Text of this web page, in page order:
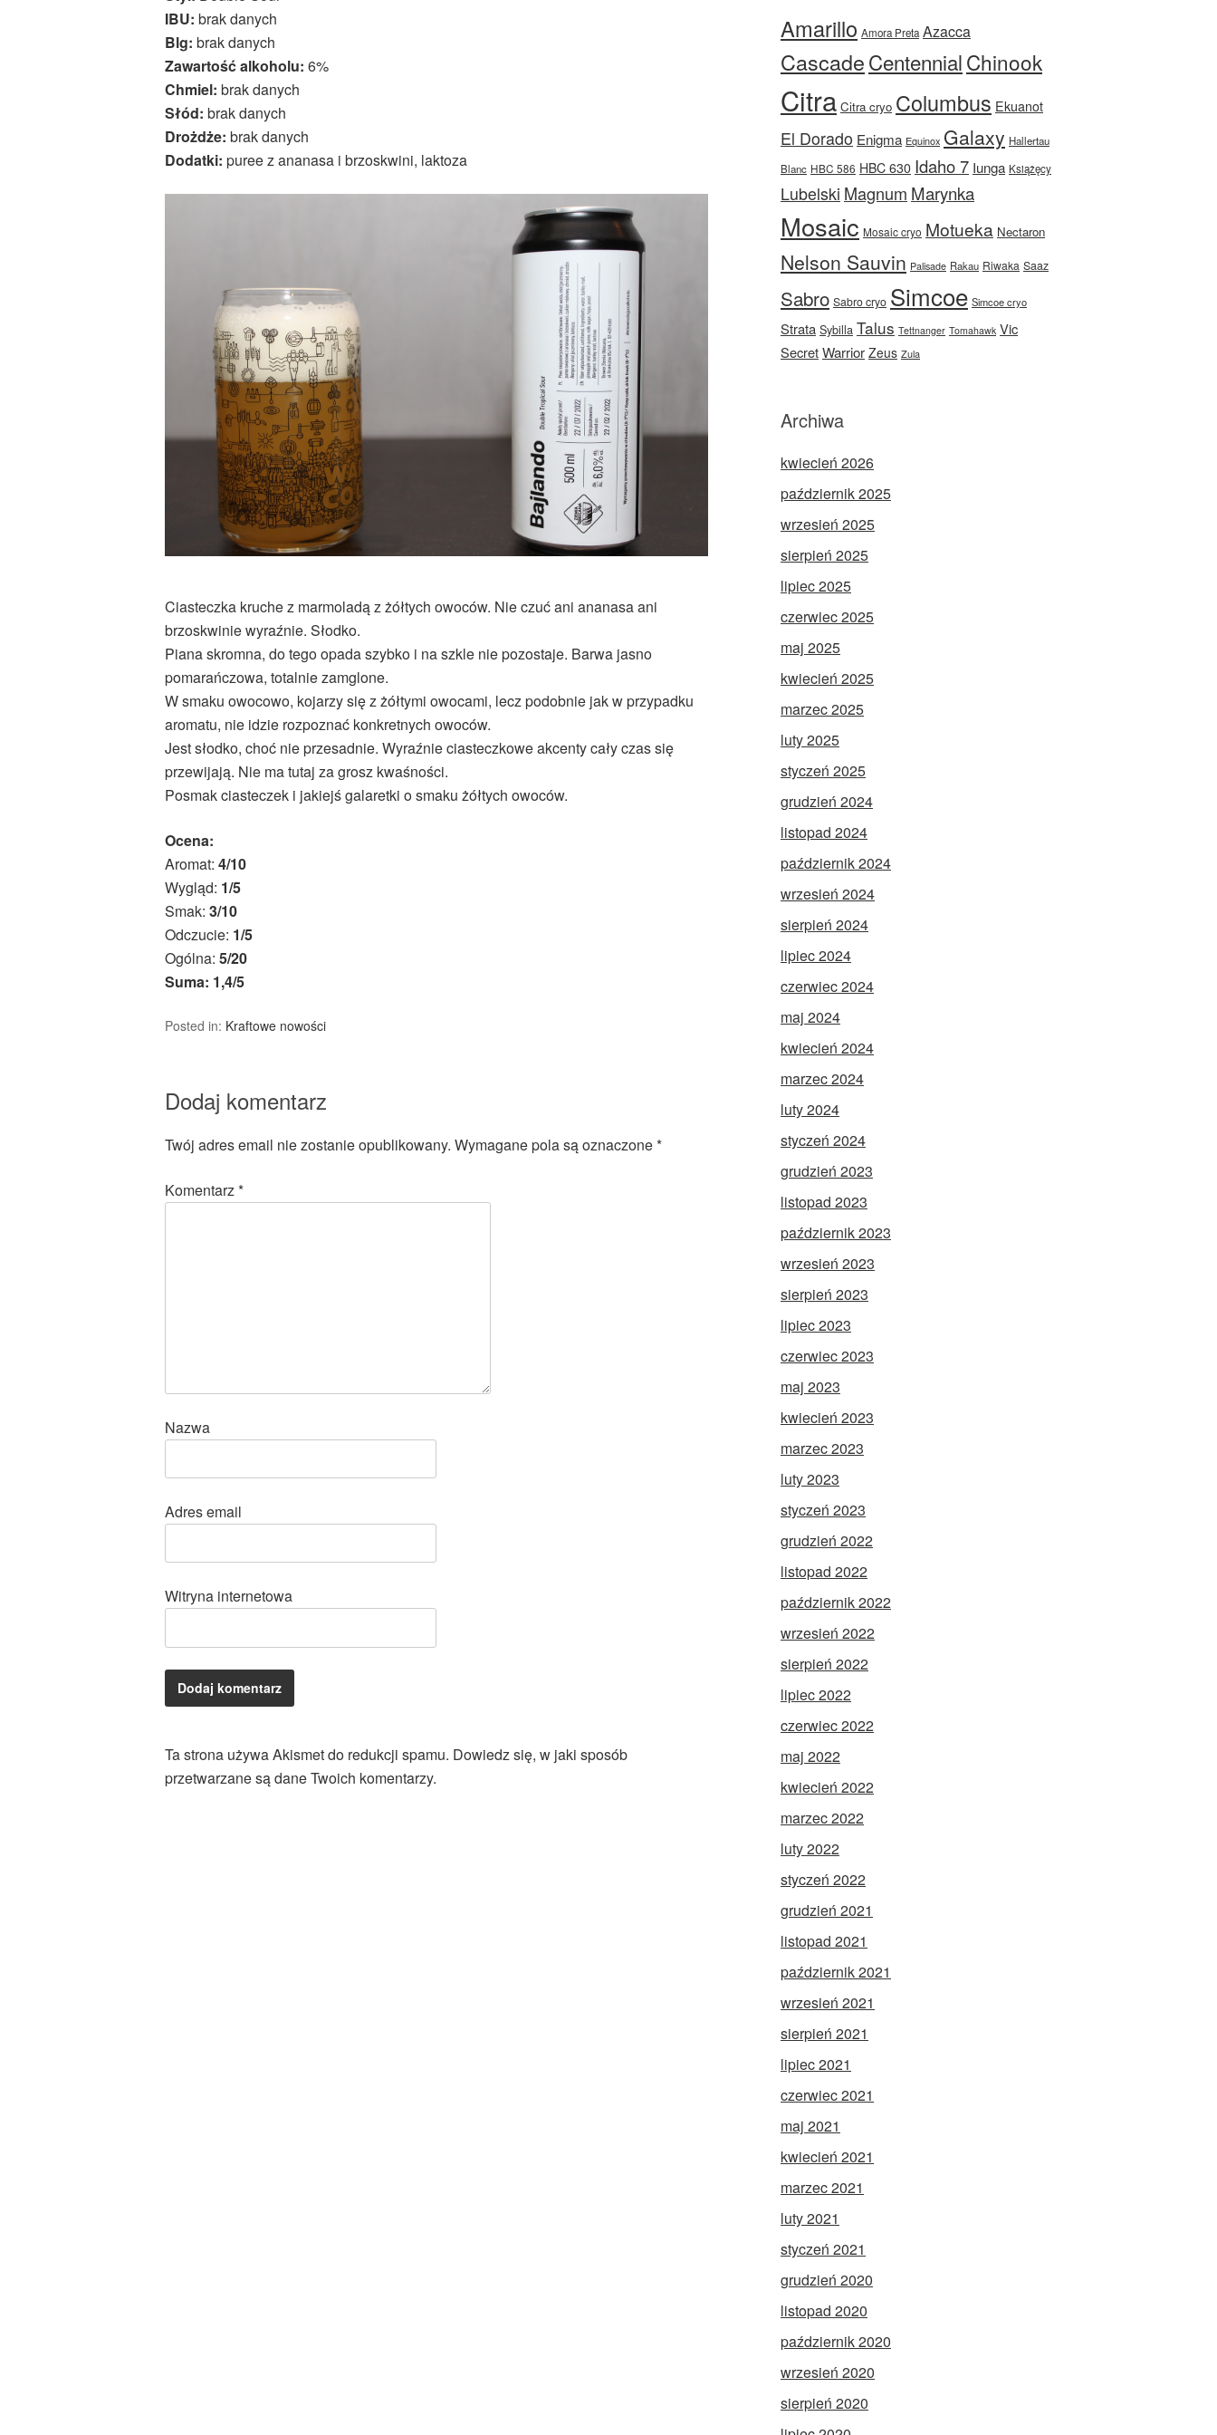
IBU: brak danych
Blg: brak danych
Zawartość alkoholu: 6%
Chmiel: brak danych
Słód: brak danych
Drożdże: brak danych
Dodatki: puree z ananasa i brzoskwini, laktoza
Ciasteczka kruche z marmoladą z żółtych owoców. Nie czuć ani ananasa ani
brzoskwinie wyraźnie. Słodko.
Piana skromna, do tego opada szybko i na szkle nie pozostaje. Barwa jasno
pomarańczowa, totalnie zamglone.
W smaku owocowo, kojarzy się z żółtymi owocami, lecz podobnie jak w przypadku
aromatu, nie idzie rozpoznać konkretnych owoców.
Jest słodko, choć nie przesadnie. Wyraźnie ciasteczkowe akcenty cały czas się
przewijają. Nie ma tutaj za grosz kwaśności.
Posmak ciasteczek i jakiejś galaretki o smaku żółtych owoców.
Ocena:
Aromat: 4/10
Wygląd: 1/5
Smak: 3/10
Odczucie: 1/5
Ogólna: 5/20
Suma: 1,4/5
Posted in: Kraftowe nowości
Dodaj komentarz
Twój adres email nie zostanie opublikowany. Wymagane pola są oznaczone*
Komentarz*
Nazwa
Adres email
Witryna internetowa
Ta strona używa Akismet do redukcji spamu. Dowiedz się, w jaki sposób
przetwarzane są dane Twoich komentarzy.
Amarillo Amora Preta Azacca
CascadeCentennialChinook
Citra Citra cryo Columbus Ekuanot
El Dorado Enigma Equinox Galaxy Hallertau
Blanc HBC 586 HBC 630 Idaho 7 Iunga Książęcy
Lubelski Magnum Marynka
Mosaic Mosaic cryo Motueka Nectaron
Nelson Sauvin Palisade Rakau Riwaka Saaz
Sabro Sabro cryo Simcoe Simcoe cryo
Strata Sybilla Talus Tettnanger Tomahawk Vic
SecretWarrior Zeus Zula
Archiwa
kwiecień 2026
październik 2025
wrzesień 2025
sierpień 2025
lipiec 2025
czerwiec 2025
maj 2025
kwiecień 2025
marzec 2025
luty 2025
styczeń 2025
grudzień 2024
listopad 2024
październik 2024
wrzesień 2024
sierpień 2024
lipiec 2024
czerwiec 2024
maj 2024
kwiecień 2024
marzec 2024
luty 2024
styczeń 2024
grudzień 2023
listopad 2023
październik 2023
wrzesień 2023
sierpień 2023
lipiec 2023
czerwiec 2023
maj 2023
kwiecień 2023
marzec 2023
luty 2023
styczeń 2023
grudzień 2022
listopad 2022
październik 2022
wrzesień 2022
sierpień 2022
lipiec 2022
czerwiec 2022
maj 2022
kwiecień 2022
marzec 2022
luty 2022
styczeń 2022
grudzień 2021
listopad 2021
październik 2021
wrzesień 2021
sierpień 2021
lipiec 2021
czerwiec 2021
maj 2021
kwiecień 2021
marzec 2021
luty 2021
styczeń 2021
grudzień 2020
listopad 2020
październik 2020
wrzesień 2020
sierpień 2020